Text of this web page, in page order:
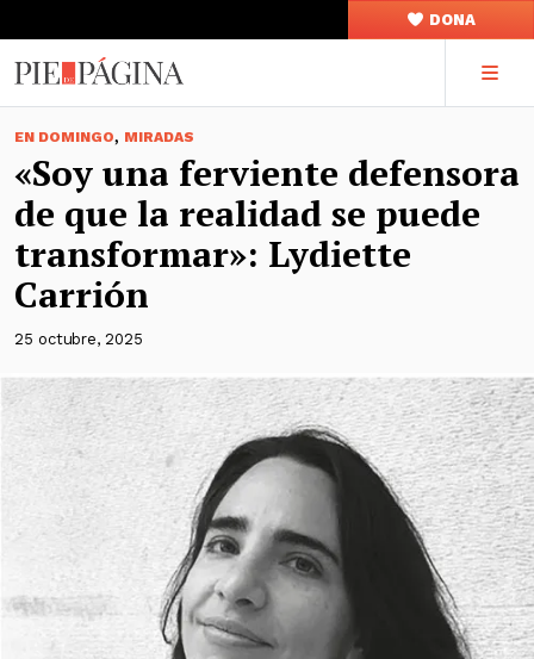
DONA
EN DOMINGO, MIRADAS
«Soy una ferviente defensora
de que la realidad se puede
transformar»: Lydiette
Carrión
25 octubre, 2025